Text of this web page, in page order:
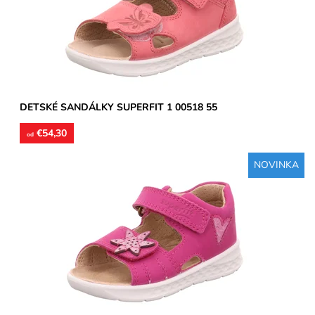
Skladom
Superfit
2 roky
DETSKÉ SANDÁLKY SUPERFIT 1 00518 55
od €54,30
NOVINKA
Zvršok usňová koža, vnútorné podšívky aj stielky kožené.
Sandálky vhodné na úzke a stredne široké chodidlá,
Skladom
Superfit
2 roky